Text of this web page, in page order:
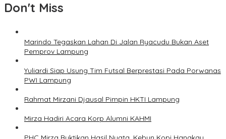
Don't Miss
Marindo Tegaskan Lahan Di Jalan Ryacudu Bukan Aset
Pemprov Lampung
Yuliardi Siap Usung Tim Futsal Berprestasi Pada Porwanas
PWI Lampung
Rahmat Mirzani Djausal Pimpin HKTI Lampung
Mirza Hadiri Acara Korp Alumni KAHMI